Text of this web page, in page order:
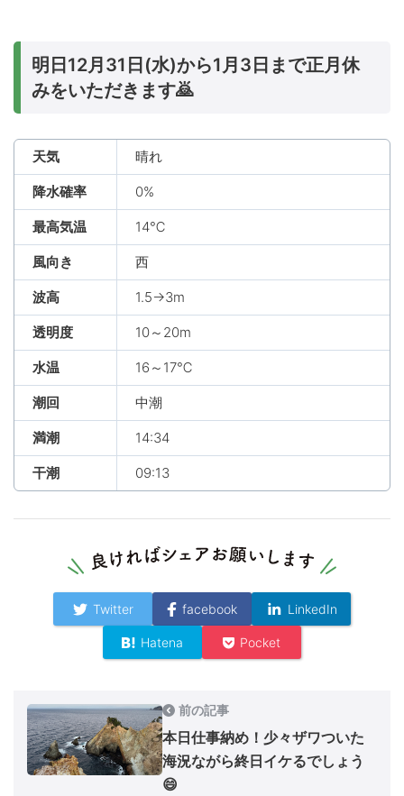
明日12月31日(水)から1月3日まで正月休
みをいただきます🙇
天気 晴れ
降水確率 0%
最高気温 14℃
風向き 西
波高 1.5→3m
透明度 10～20m
水温 16～17℃
潮回 中潮
満潮 14:34
干潮 09:13
Twitter facebook LinkedIn
Hatena Pocket
前の記事
本日仕事納め！少々ザワついた
海況ながら終日イケるでしょう
😄